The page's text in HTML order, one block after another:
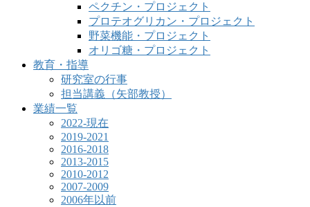
ペクチン・プロジェクト
プロテオグリカン・プロジェクト
野菜機能・プロジェクト
オリゴ糖・プロジェクト
教育・指導
研究室の行事
担当講義（矢部教授）
業績一覧
2022-現在
2019-2021
2016-2018
2013-2015
2010-2012
2007-2009
2006年以前